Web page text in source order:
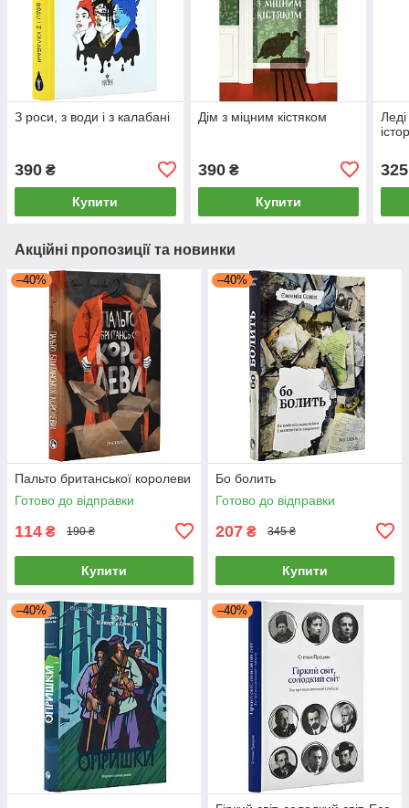
З роси, з води і з калабані
390 ₴
Купити
Дім з міцним кістяком
390₴
Купити
325
Акційні пропозиції та новинки
–40%
Пальто британської королеви
Готово до відправки
114 ₴ 190 ₴
Купити
–40%
Бо болить
Готово до відправки
207 ₴ 345 ₴
Купити
–40% –40%